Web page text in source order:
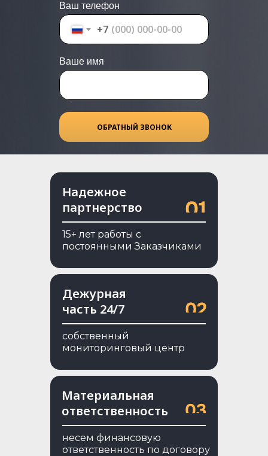
Ваш телефон
+7
Ваше имя
ОБРАТНЫЙ ЗВОНОК
15+ лет работы с
постоянными Заказчиками
Надежное
партнерство
cобственный
мониторинговый центр
Дежурная
часть 24/7
несем финансовую
ответственность по договору
Материальная
ответственность